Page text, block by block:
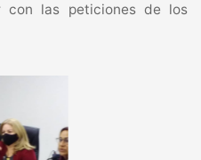
las peticiones de los